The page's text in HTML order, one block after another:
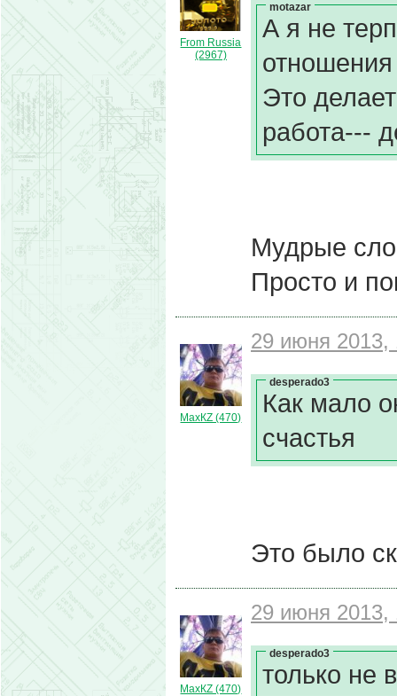
From Russia
(2967)
motazar
А я не
Это
работа---
Мудрые
Просто и
МахКZ (470)
29 июня 2013,
desperado3
Как мало
счастья
Это было
МахКZ (470)
29 июня 2013,
desperado3
только не